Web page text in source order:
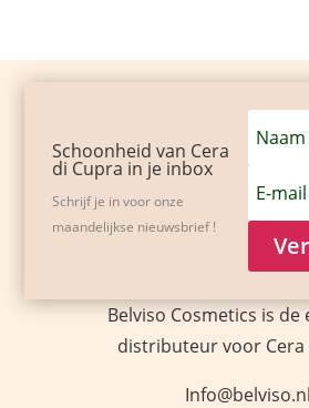
Schoonheid van Cera
di Cupra in je inbox
Schrijf je in voor onze
maandelijkse nieuwsbrief !
Belviso Cosmetics is de
distributeur voor Cera
Info@belviso.nl